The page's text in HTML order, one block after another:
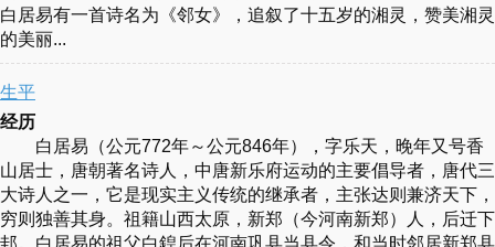
白居易有一首诗名为《邻女》，追叙了十五岁的湘灵，赞美湘灵
的美丽...
生平
经历
白居易（公元772年～公元846年），字乐天，晚年又号香
山居士，唐朝著名诗人，中唐新乐府运动的主要倡导者，唐代三
大诗人之一，它是现实主义传统的继承者，主张达则兼济天下，
穷则独善其身。祖籍山西太原，新郑（今河南新郑）人，后迁下
邽。白居易的祖父白鍠后在河南巩县当县令，和当时邻居新郑县